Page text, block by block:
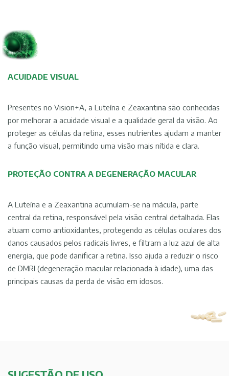
ACUIDADE VISUAL
Presentes no Vision+A, a Luteína e Zeaxantina são conhecidas
por melhorar a acuidade visual e a qualidade geral da visão. Ao
proteger as células da retina, esses nutrientes ajudam a manter
a função visual, permitindo uma visão mais nítida e clara.
PROTEÇÃO CONTRA A DEGENERAÇÃO MACULAR
A Luteína e a Zeaxantina acumulam-se na mácula, parte
central da retina, responsável pela visão central detalhada. Elas
atuam como antioxidantes, protegendo as células oculares dos
danos causados pelos radicais livres, e filtram a luz azul de alta
energia, que pode danificar a retina. Isso ajuda a reduzir o risco
de DMRI (degeneração macular relacionada à idade), uma das
principais causas da perda de visão em idosos.